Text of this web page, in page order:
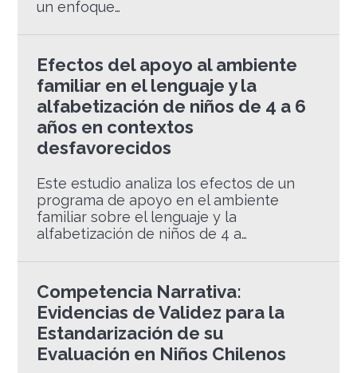
un enfoque…
Efectos del apoyo al ambiente
familiar en el lenguaje y la
alfabetización de niños de 4 a 6
años en contextos
desfavorecidos
Este estudio analiza los efectos de un
programa de apoyo en el ambiente
familiar sobre el lenguaje y la
alfabetización de niños de 4 a…
Competencia Narrativa:
Evidencias de Validez para la
Estandarización de su
Evaluación en Niños Chilenos